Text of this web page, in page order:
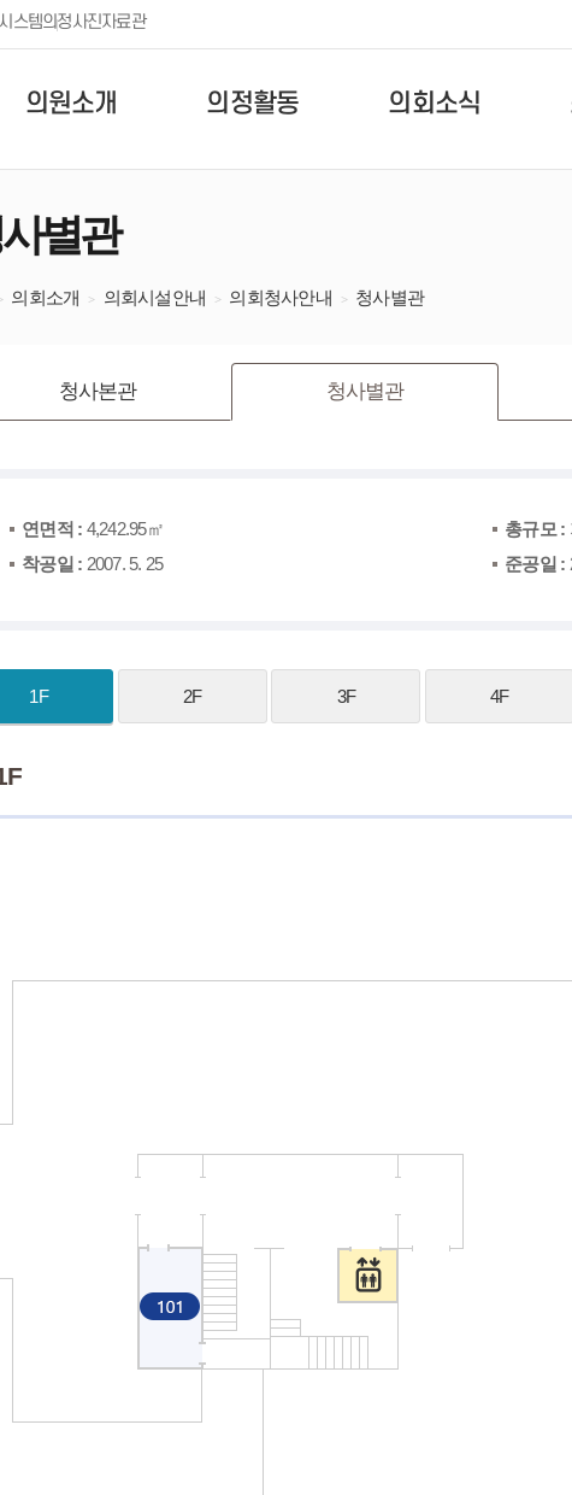
스템의정사진자료관
의원소개 의정활동 의회소식
별관
의회소개 의회시설안내 의회청사안내 청사별관
청사본관 청사별관
연면적 : 4,242.95㎡ 총규모 :
착공일 : 2007. 5. 25 준공일 :
1F 2F 3F 4F